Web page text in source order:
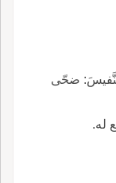
ضحّى
له.